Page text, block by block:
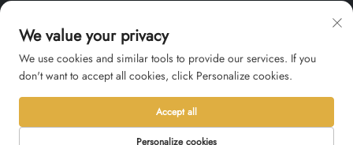
Brugerdefinerede Kreativprodukter
Ophavsret © 2026 Hangzhou Qianxi Crafts CO., Ltd. Alle rettigheder
forbeholdes. -
Privatlivspolitik
We value your privacy
We use cookies and similar tools to provide our services. If you
don't want to accept all cookies, click Personalize cookies.
Personalize cookies
Accept all